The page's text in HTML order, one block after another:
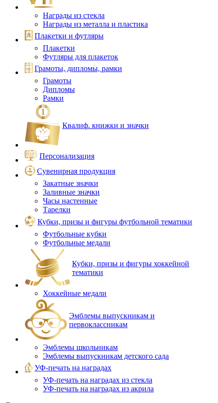
Награды из стекла
Награды из металла и пластика
Плакетки и футляры
Плакетки
Футляры для плакеток
Грамоты, дипломы, рамки
Грамоты
Дипломы
Рамки
Квалиф. книжки и значки
Персонализация
Сувенирная продукция
Закатные значки
Заливные значки
Часы настенные
Тарелки
Кубки, призы и фигуры футбольной тематики
Футбольные кубки
Футбольные медали
Кубки, призы и фигуры хоккейной
тематики
Хоккейные медали
Эмблемы выпускникам и
первоклассникам
Эмблемы школьникам
Эмблемы выпускникам детского сада
УФ-печать на наградах
УФ‑печать на наградах из стекла
УФ-печать на наградах из акрила